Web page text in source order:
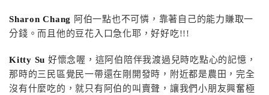
Sharon Chang 阿伯一點也不可憐，靠著自己的能力賺取一
分錢。而且他的豆花入口急化耶，好好吃!!!
Kitty Su 好懷念喔，這阿伯陪伴我渡過兒時吃點心的記憶，
那時的三民區覺民一帶還在剛開發時，附近都是農田，完全
沒有什麼吃的，就只有阿伯的叫賣聲，讓我們小朋友興奮極